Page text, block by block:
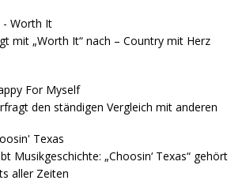
mit „Worth It“ nach – Country mit Herz
den ständigen Vergleich mit anderen
Musikgeschichte: „Choosin‘ Texas“ gehört
aller Zeiten